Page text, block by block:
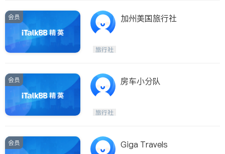
Inyo & San Bernardino
Riverside
Santa Barbara & Monterey
会员 加州美国旅行社
旅行社
会员 房车小分队
旅行社
会员 Giga Travels